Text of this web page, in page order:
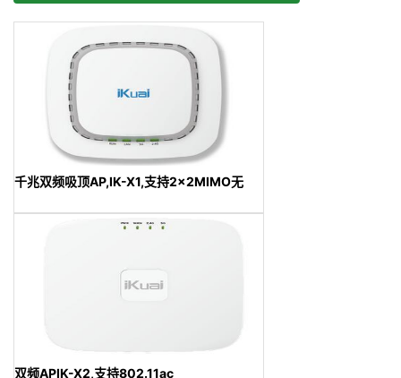
千兆双频吸顶AP,IK-X1,支持2×2MIMO无
双频APIK-X2,支持802.11ac